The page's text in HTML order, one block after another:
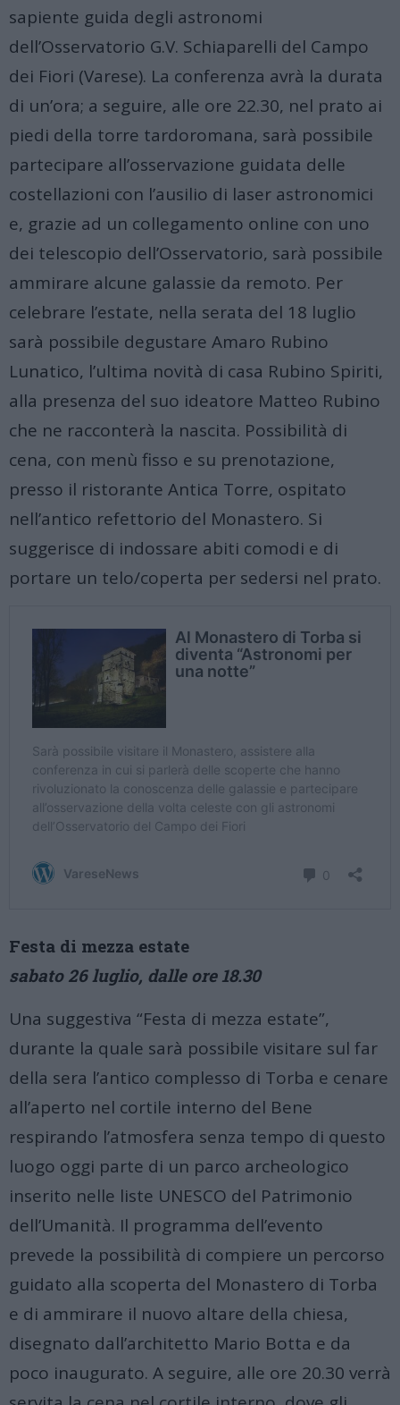
sapiente guida degli astronomi
dell’Osservatorio G.V. Schiaparelli del Campo
dei Fiori (Varese). La conferenza avrà la durata
di un’ora; a seguire, alle ore 22.30, nel prato ai
piedi della torre tardoromana, sarà possibile
partecipare all’osservazione guidata delle
costellazioni con l’ausilio di laser astronomici
e, grazie ad un collegamento online con uno
dei telescopio dell’Osservatorio, sarà possibile
ammirare alcune galassie da remoto. Per
celebrare l’estate, nella serata del 18 luglio
sarà possibile degustare Amaro Rubino
Lunatico, l’ultima novità di casa Rubino Spiriti,
alla presenza del suo ideatore Matteo Rubino
che ne racconterà la nascita. Possibilità di
cena, con menù fisso e su prenotazione,
presso il ristorante Antica Torre, ospitato
nell’antico refettorio del Monastero. Si
suggerisce di indossare abiti comodi e di
portare un telo/coperta per sedersi nel prato.
Festa di mezza estate
sabato 26 luglio, dalle ore 18.30
Una suggestiva “Festa di mezza estate”,
durante la quale sarà possibile visitare sul far
della sera l’antico complesso di Torba e cenare
all’aperto nel cortile interno del Bene
respirando l’atmosfera senza tempo di questo
luogo oggi parte di un parco archeologico
inserito nelle liste UNESCO del Patrimonio
dell’Umanità. Il programma dell’evento
prevede la possibilità di compiere un percorso
guidato alla scoperta del Monastero di Torba
e di ammirare il nuovo altare della chiesa,
disegnato dall’architetto Mario Botta e da
poco inaugurato. A seguire, alle ore 20.30 verrà